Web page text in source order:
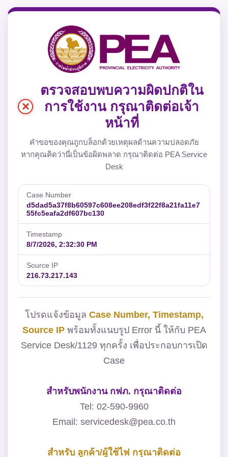
×
ตรวจสอบพบความผิดปกติใน
การใช้งาน กรุณาติดต่อเจ้า
หน้าที่
คำขอของคุณถูกบล็อกด้วยเหตุผลด้านความปลอดภัย
หากคุณคิดว่านี่เป็นข้อผิดพลาด กรุณาติดต่อ PEA Service
Desk
Case Number
d5dad5a37f8b60597c608ee208edf3f22f8a21fa11e7
55fc5eafa2df607bc130
Timestamp
8/7/2026, 2:32:30 PM
Source IP
216.73.217.143
โปรดแจ้งข้อมูล Case Number, Timestamp,
Source IPพร้อมทั้งแนบรูป Error นี้ ให้กับ PEA
Service Desk/1129 ทุกครั้ง เพื่อประกอบการเปิด
Case
สำหรับพนักงาน กฟภ. กรุณาติดต่อ
Tel: 02-590-9960
Email: servicedesk@pea.co.th
สำหรับ ลูกค้า/ผู้ใช้ไฟ กรุณาติดต่อ